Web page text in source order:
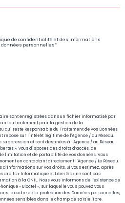
de confidentialité et des informations
personnelles*
sont enregistrées dans un fichier informatisé par
du traitement pour la gestion de la
qui reste Responsable du Traitement de vos Données
sur l'intérêt légitime de l'Agence / du Réseau.
et sont destinées à l'Agence / au Réseau.
», vous disposez des droits d’accès, de
limitation et de portabilité de vos données. Vous
en contactant directement l’Agence / Le Réseau.
d’informations sur vos droits. Si vous estimez, après
droits « Informatique et Libertés » ne sont pas
à la CNIL. Nous vous informons de l’existence de
« Bloctel », sur laquelle vous pouvez vous
le cadre de la protection des Données personnelles,
sensibles dans le champ de saisie libre.